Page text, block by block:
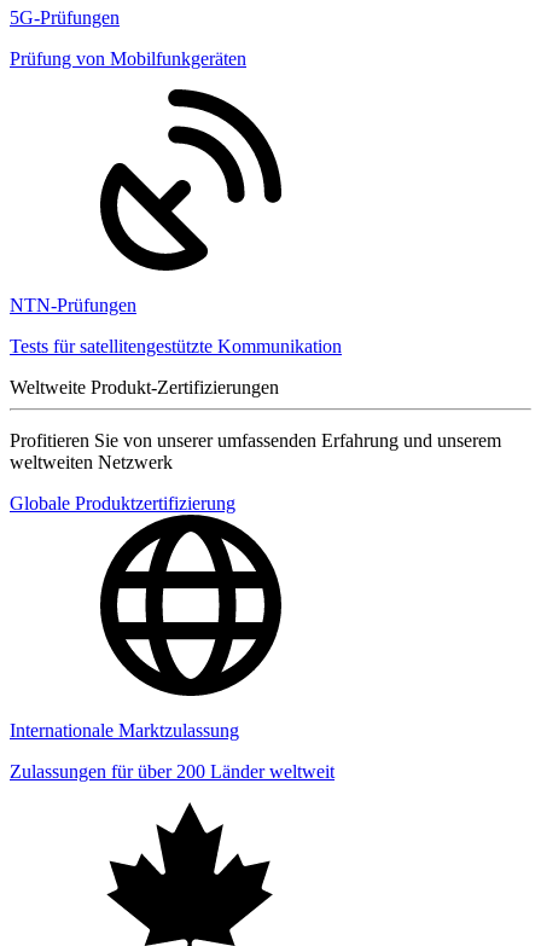
5G-Prüfungen
Prüfung von Mobilfunkgeräten
NTN-Prüfungen
Tests für satellitengestützte Kommunikation
Weltweite Produkt-Zertifizierungen
Profitieren Sie von unserer umfassenden Erfahrung und unserem
weltweiten Netzwerk
Globale Produktzertifizierung
Internationale Marktzulassung
Zulassungen für über 200 Länder weltweit